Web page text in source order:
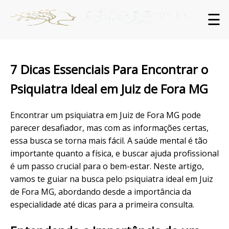
☰
7 Dicas Essenciais Para Encontrar o
Psiquiatra Ideal em Juiz de Fora MG
Encontrar um psiquiatra em Juiz de Fora MG pode
parecer desafiador, mas com as informações certas,
essa busca se torna mais fácil. Asaúde mental é tão
importante quanto a física, e buscar ajuda profissional
é um passo crucial para o bem-estar. Neste artigo,
vamos te guiar na busca pelo psiquiatra ideal em Juiz
de Fora MG, abordando desde a importância da
especialidade até dicas para a primeira consulta.